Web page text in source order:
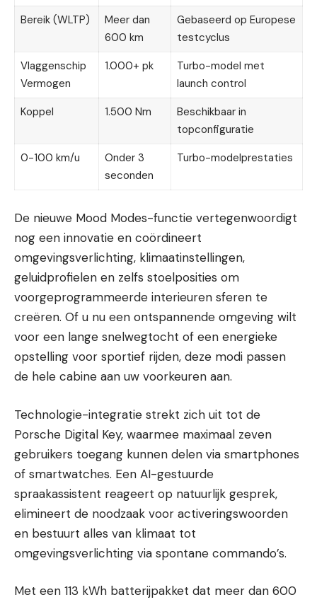
Bereik (WLTP)
Meer dan
600 km
Gebaseerd op Europese
testcyclus
Vlaggenschip
Vermogen
1.000+ pk
Turbo-model met
launch control
Koppel
1.500 Nm
Beschikbaar in
topconfiguratie
0-100 km/u
Onder 3
seconden
Turbo-modelprestaties
De nieuwe Mood Modes-functie vertegenwoordigt
nog een innovatie en coördineert
omgevingsverlichting, klimaatinstellingen,
geluidprofielen en zelfs stoelposities om
voorgeprogrammeerde interieuren sferen te
creëren. Of u nu een ontspannende omgeving wilt
voor een lange snelwegtocht of een energieke
opstelling voor sportief rijden, deze modi passen
de hele cabine aan uw voorkeuren aan.
Technologie-integratie strekt zich uit tot de
Porsche Digital Key, waarmee maximaal zeven
gebruikers toegang kunnen delen via smartphones
of smartwatches. Een AI-gestuurde
spraakassistent reageert op natuurlijk gesprek,
elimineert de noodzaak voor activeringswoorden
en bestuurt alles van klimaat tot
omgevingsverlichting via spontane commando’s.
Met een 113 kWh batterijpakket dat meer dan 600